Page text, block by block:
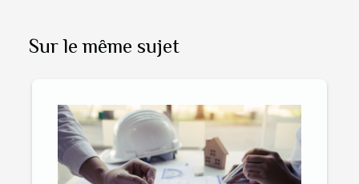
Sur le même sujet